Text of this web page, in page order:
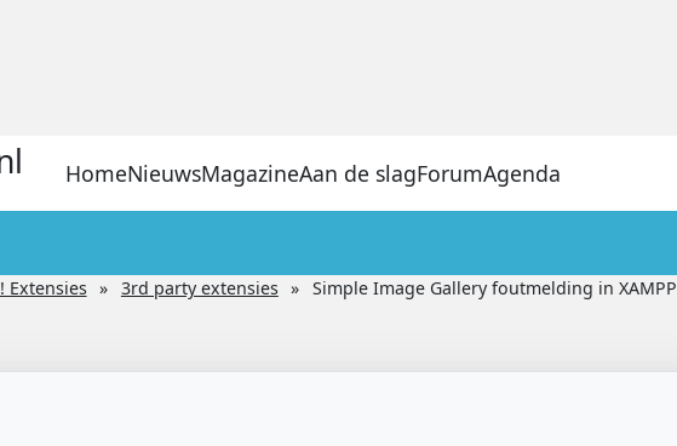
HomeNieuwsMagazineAan de slagForumAgenda
Extensies 3rd party extensies Simple Image Gallery foutmelding in XAMPP